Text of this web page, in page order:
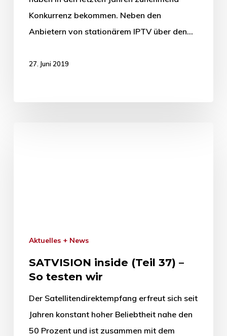
Konkurrenz bekommen. Neben den
Anbietern von stationärem IPTV über den…
27. Juni 2019
Aktuelles + News
SATVISION inside (Teil 37) –
So testen wir
Der Satellitendirektempfang erfreut sich seit
Jahren konstant hoher Beliebtheit nahe den
50 Prozent und ist zusammen mit dem